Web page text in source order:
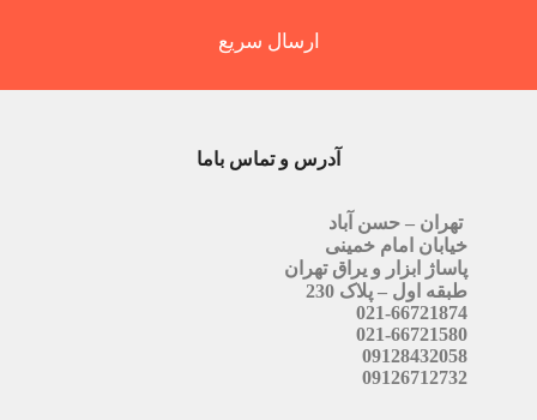
ارسال سریع
آدرس و تماس باما
تهران – حسن آباد
خیابان امام خمینی
پاساژ ابزار و یراق تهران
طبقه اول – پلاک 230
021-66721874
021-66721580
09128432058
09126712732